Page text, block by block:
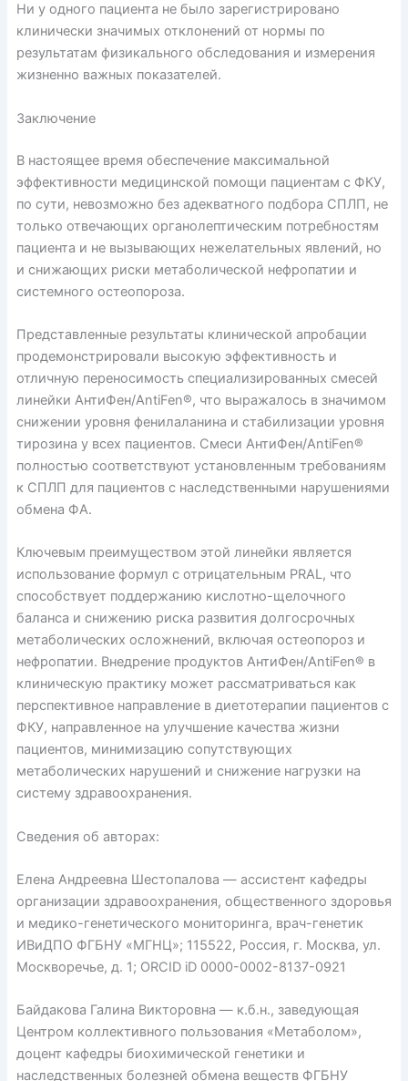
Ни у одного пациента не было зарегистрировано
клинически значимых отклонений от нормы по
результатам физикального обследования и измерения
жизненно важных показателей.
Заключение
В настоящее время обеспечение максимальной
эффективности медицинской помощи пациентам с ФКУ,
по сути, невозможно без адекватного подбора СПЛП, не
только отвечающих органолептическим потребностям
пациента и не вызывающих нежелательных явлений, но
и снижающих риски метаболической нефропатии и
системного остеопороза.
Представленные результаты клинической апробации
продемонстрировали высокую эффективность и
отличную переносимость специализированных смесей
линейки АнтиФен/AntiFen®, что выражалось в значимом
снижении уровня фенилаланина и стабилизации уровня
тирозина у всех пациентов. Смеси АнтиФен/AntiFen®
полностью соответствуют установленным требованиям
к СПЛП для пациентов с наследственными нарушениями
обмена ФА.
Ключевым преимуществом этой линейки является
использование формул с отрицательным PRAL, что
способствует поддержанию кислотно-щелочного
баланса и снижению риска развития долгосрочных
метаболических осложнений, включая остеопороз и
нефропатии. Внедрение продуктов АнтиФен/AntiFen® в
клиническую практику может рассматриваться как
перспективное направление в диетотерапии пациентов с
ФКУ, направленное на улучшение качества жизни
пациентов, минимизацию сопутствующих
метаболических нарушений и снижение нагрузки на
систему здравоохранения.
Сведения об авторах:
Елена Андреевна Шестопалова — ассистент кафед­ры
организации здравоохранения, общественного здоровья
и медико-генетического мониторинга, врач-генетик
ИВиДПО ФГБНУ «МГНЦ»; 115522, Россия, г. Москва, ул.
Москворечье, д. 1; ORCID iD 0000-0002-8137-0921
Байдакова Галина Викторовна — к.б.н., заведующая
Центром коллективного пользования «Метаболом»,
доцент кафед­ры биохимической генетики и
наследственных болезней обмена веществ ФГБНУ